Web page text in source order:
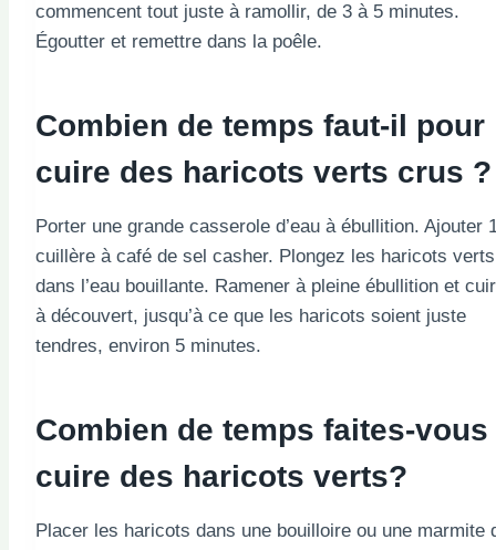
commencent tout juste à ramollir, de 3 à 5 minutes.
Égoutter et remettre dans la poêle.
Combien de temps faut-il pour
cuire des haricots verts crus ?
Porter une grande casserole d’eau à ébullition. Ajouter
cuillère à café de sel casher. Plongez les haricots verts
dans l’eau bouillante. Ramener à pleine ébullition et
à découvert, jusqu’à ce que les haricots soient juste
tendres, environ 5 minutes.
Combien de temps faites-vous
cuire des haricots verts?
Placer les haricots dans une bouilloire ou une marmite